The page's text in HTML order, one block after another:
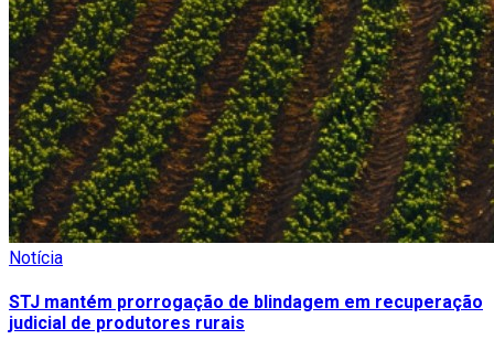
Notícia
STJ mantém prorrogação de blindagem em recuperação
judicial de produtores rurais